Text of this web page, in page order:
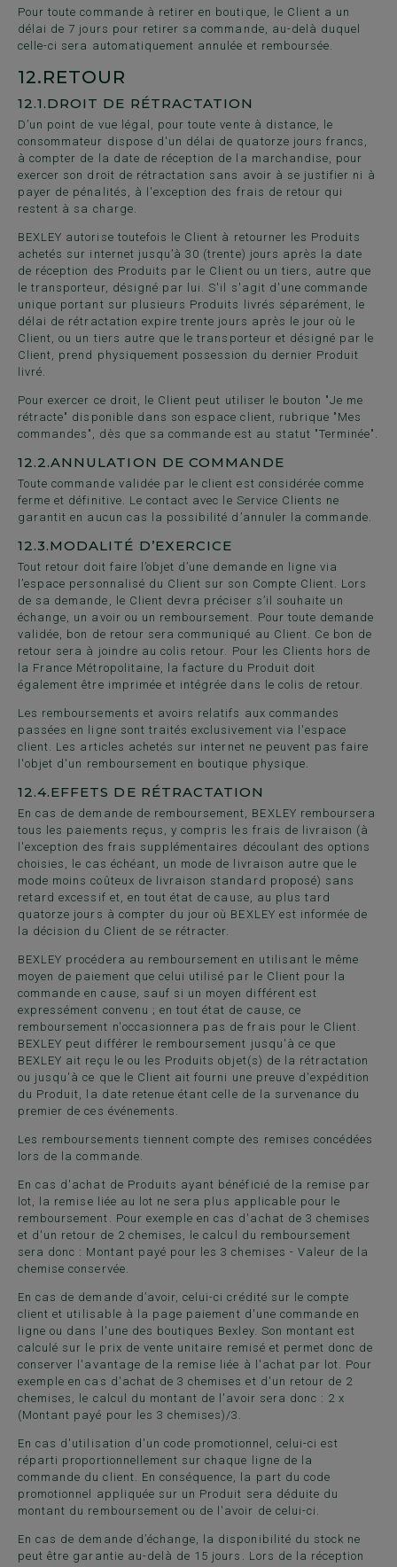
Pour toute commande à retirer en boutique, le Client a un
délai de 7 jours pour retirer sa commande, au-delà duquel
celle-ci sera automatiquement annulée et remboursée.
12.RETOUR
12.1.DROIT DE RÉTRACTATION
D’un point de vue légal, pour toute vente à distance, le
consommateur dispose d'un délai de quatorze jours francs,
à compter de la date de réception de la marchandise, pour
exercer son droit de rétractation sans avoir à se justifier ni à
payer de pénalités, à l'exception des frais de retour qui
restent à sa charge.
BEXLEY autorise toutefois le Client à retourner les Produits
achetés sur internet jusqu’à 30 (trente) jours après la date
de réception des Produits par le Client ou un tiers, autre que
le transporteur, désigné par lui. S'il s'agit d'une commande
unique portant sur plusieurs Produits livrés séparément, le
délai de rétractation expire trente jours après le jour où le
Client, ou un tiers autre que le transporteur et désigné par le
Client, prend physiquement possession du dernier Produit
livré.
Pour exercer ce droit, le Client peut utiliser le bouton "Je me
rétracte" disponible dans son espace client, rubrique "Mes
commandes", dès que sa commande est au statut "Terminée".
12.2.ANNULATION DE COMMANDE
Toute commande validée par le client est considérée comme
ferme et définitive. Le contact avec le Service Clients ne
garantit en aucun cas la possibilité d’annuler la commande.
12.3.MODALITÉ D’EXERCICE
Tout retour doit faire l’objet d’une demande en ligne via
l’espace personnalisé du Client sur son Compte Client. Lors
de sa demande, le Client devra préciser s’il souhaite un
échange, un avoir ou un remboursement. Pour toute demande
validée, bon de retour sera communiqué au Client. Ce bon de
retour sera à joindre au colis retour. Pour les Clients hors de
la France Métropolitaine, la facture du Produit doit
également être imprimée et intégrée dans le colis de retour.
Les remboursements et avoirs relatifs aux commandes
passées en ligne sont traités exclusivement via l'espace
client. Les articles achetés sur internet ne peuvent pas faire
l'objet d'un remboursement en boutique physique.
12.4.EFFETS DE RÉTRACTATION
En cas de demande de remboursement, BEXLEY remboursera
tous les paiements reçus, y compris les frais de livraison (à
l'exception des frais supplémentaires découlant des options
choisies, le cas échéant, un mode de livraison autre que le
mode moins coûteux de livraison standard proposé) sans
retard excessif et, en tout état de cause, au plus tard
quatorze jours à compter du jour où BEXLEY est informée de
la décision du Client de se rétracter.
BEXLEY procédera au remboursement en utilisant le même
moyen de paiement que celui utilisé par le Client pour la
commande en cause, sauf si un moyen différent est
expressément convenu ; en tout état de cause, ce
remboursement n'occasionnera pas de frais pour le Client.
BEXLEY peut différer le remboursement jusqu'à ce que
BEXLEY ait reçu le ou les Produits objet(s) de la rétractation
ou jusqu'à ce que le Client ait fourni une preuve d'expédition
du Produit, la date retenue étant celle de la survenance du
premier de ces événements.
Les remboursements tiennent compte des remises concédées
lors de la commande.
En cas d'achat de Produits ayant bénéficié de la remise par
lot, la remise liée au lot ne sera plus applicable pour le
remboursement. Pour exemple en cas d'achat de 3 chemises
et d'un retour de 2 chemises, le calcul du remboursement
sera donc : Montant payé pour les 3 chemises - Valeur de la
chemise conservée.
En cas de demande d’avoir, celui-ci crédité sur le compte
client et utilisable à la page paiement d'une commande en
ligne ou dans l'une des boutiques Bexley. Son montant est
calculé sur le prix de vente unitaire remisé et permet donc de
conserver l'avantage de la remise liée à l'achat par lot. Pour
exemple en cas d'achat de 3 chemises et d'un retour de 2
chemises, le calcul du montant de l'avoir sera donc : 2 x
(Montant payé pour les 3 chemises)/3.
En cas d'utilisation d'un code promotionnel, celui-ci est
réparti proportionnellement sur chaque ligne de la
commande du client. En conséquence, la part du code
promotionnel appliquée sur un Produit sera déduite du
montant du remboursement ou de l'avoir de celui-ci.
En cas de demande d’échange, la disponibilité du stock ne
peut être garantie au-delà de 15 jours. Lors de la réception